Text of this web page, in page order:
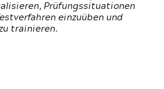
Prüfungssituationen
einzuüben und
trainieren.